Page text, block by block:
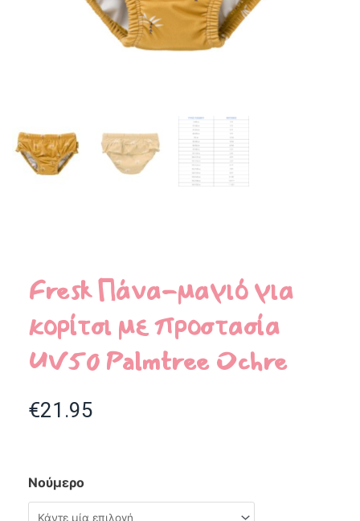
Fresk Πάνα-μαγιό για
κορίτσι με προστασία
UV50 Palmtree Ochre
€21.95
Νούμερο